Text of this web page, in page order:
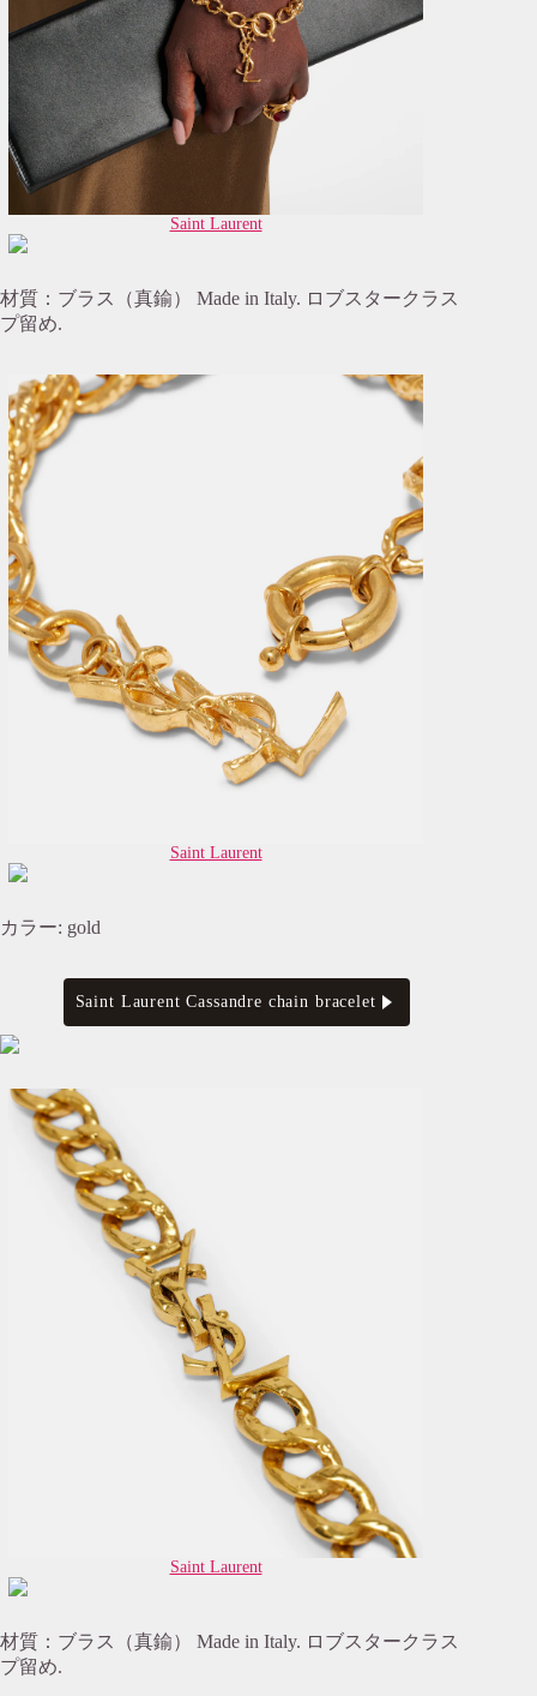
Saint Laurent
材質：ブラス（真鍮） Made in Italy. ロブスタークラス
プ留め.
Saint Laurent
カラー: gold
Saint Laurent Cassandre chain bracelet
Saint Laurent
材質：ブラス（真鍮） Made in Italy. ロブスタークラス
プ留め.